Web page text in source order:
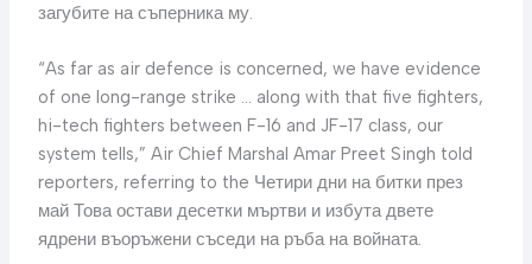
загубите на съперника му.
“As far as air defence is concerned, we have evidence
of one long-range strike … along with that five fighters,
hi-tech fighters between F-16 and JF-17 class, our
system tells,” Air Chief Marshal Amar Preet Singh told
reporters, referring to the Четири дни на битки през
май Това остави десетки мъртви и избута двете
ядрени въоръжени съседи на ръба на войната.